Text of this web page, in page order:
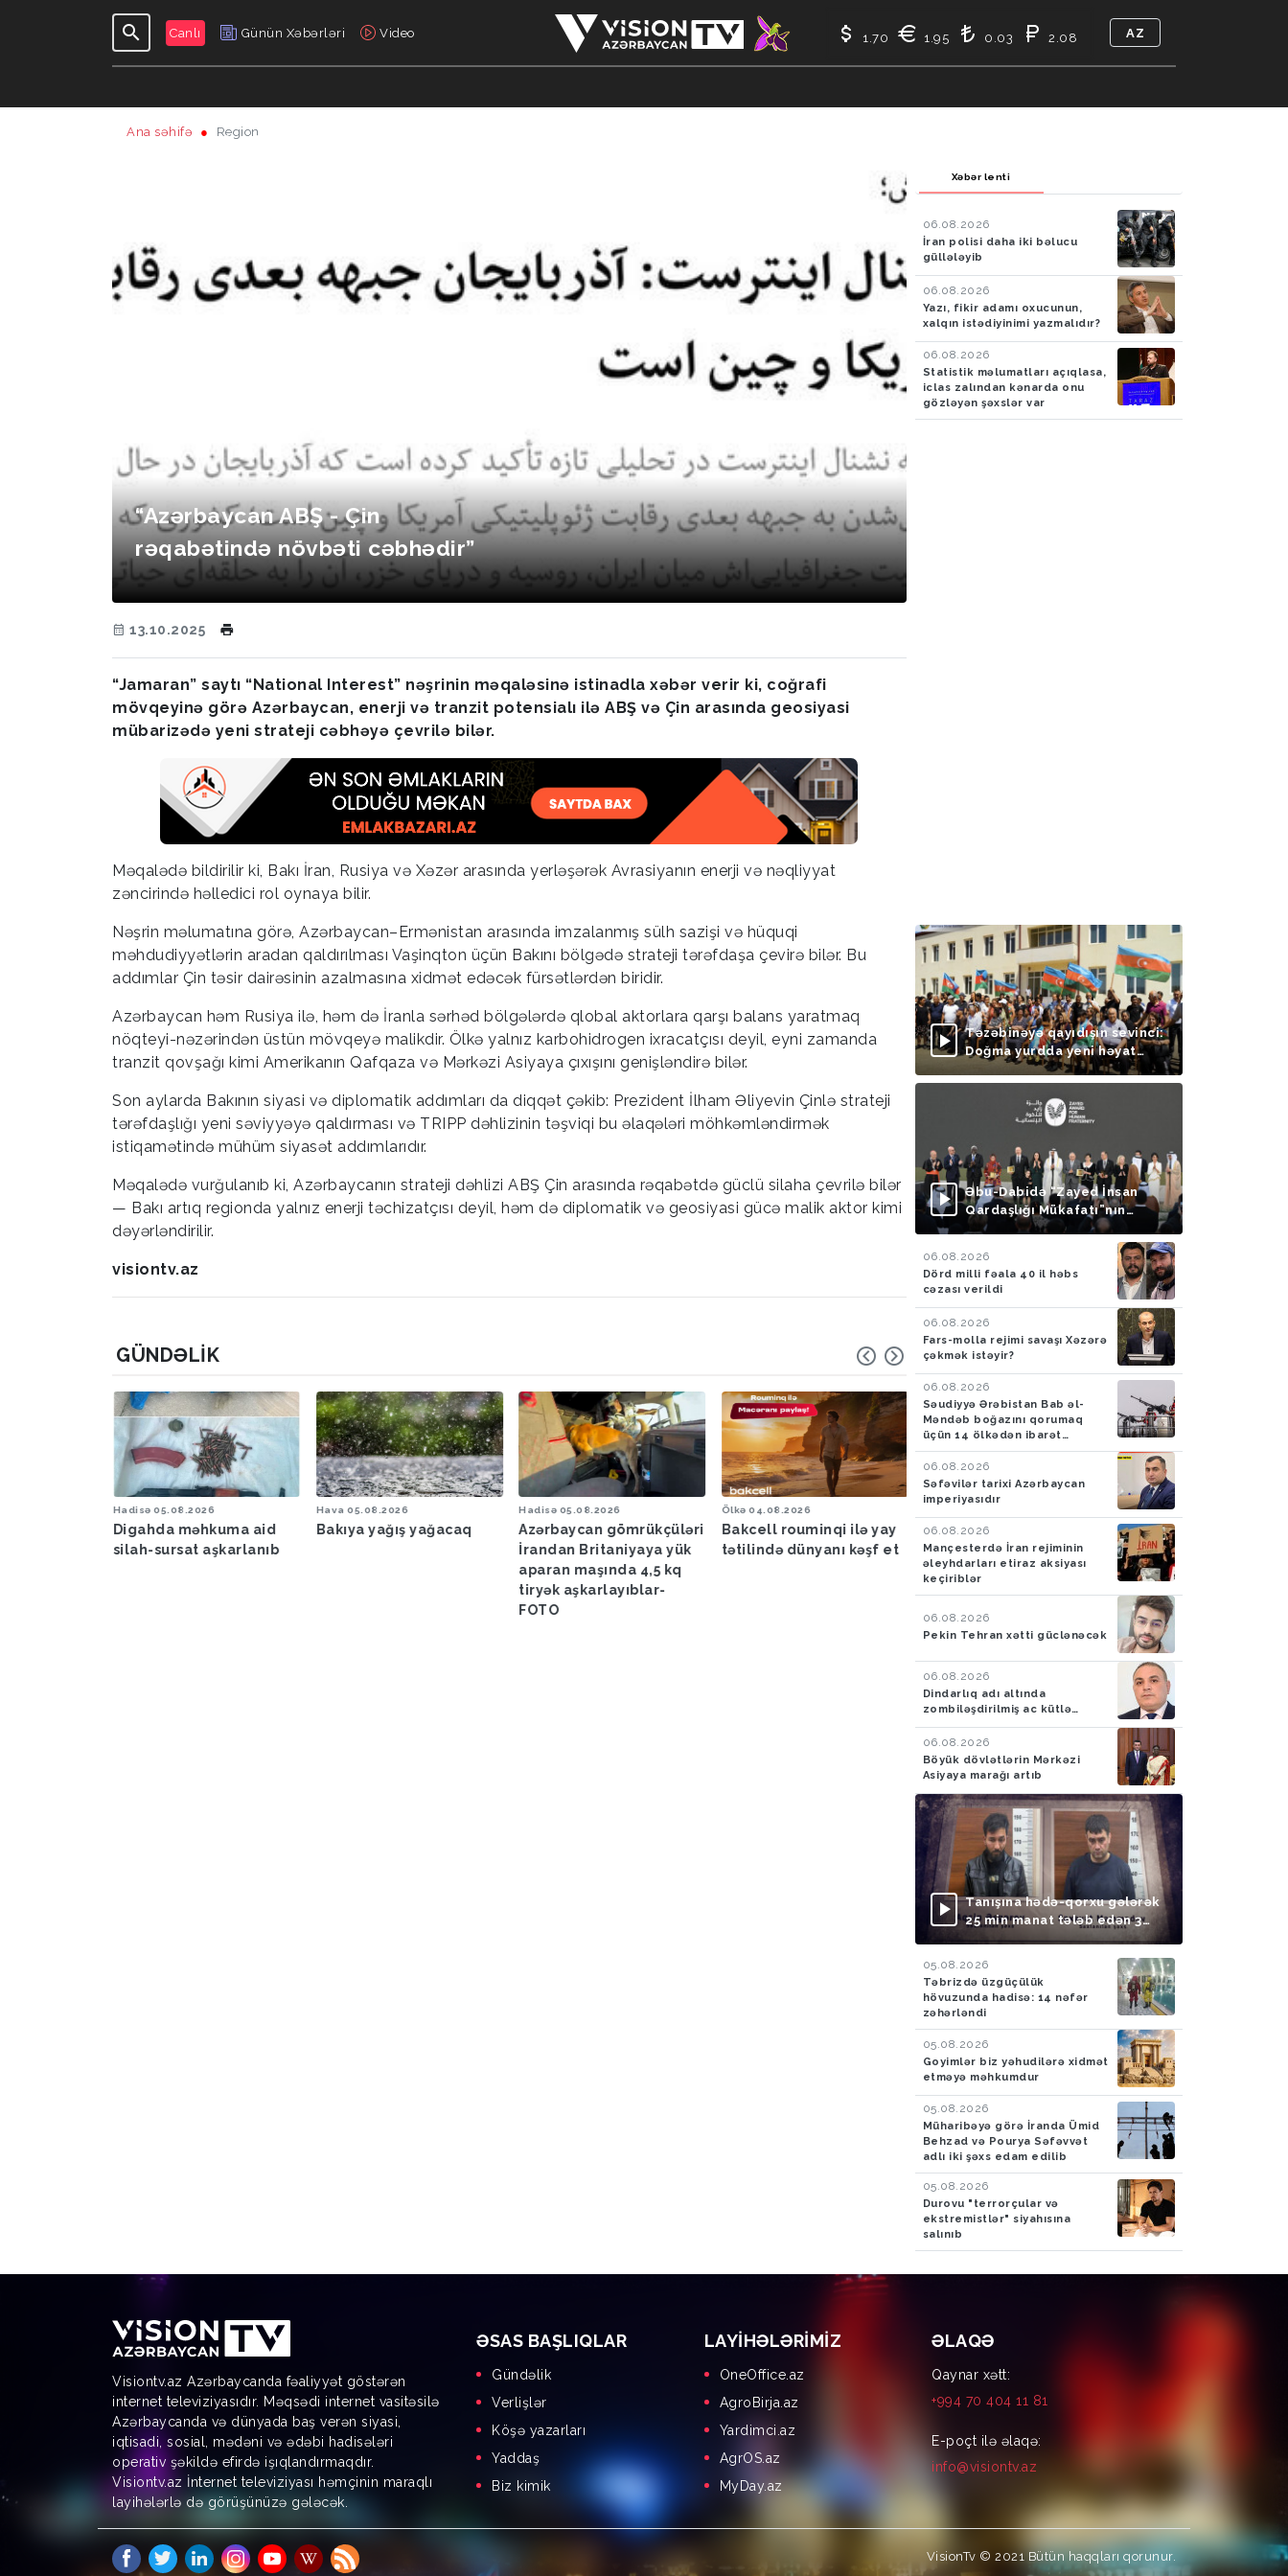
Canlı Günün Xəbərləri Video
GÜNDƏLIK
1.70 1.95 0.03 2.08 AZ
Ana səhifə Region
“Azərbaycan ABŞ - Çin
rəqabətində növbəti cəbhədir”
13.10.2025
“Jamaran” saytı “National Interest” nəşrinin məqaləsinə istinadla xəbər verir ki, coğrafi
mövqeyinə görə Azərbaycan, enerji və tranzit potensialı ilə ABŞ və Çin arasında geosiyasi
mübarizədə yeni strateji cəbhəyə çevrilə bilər.
Məqalədə bildirilir ki, Bakı İran, Rusiya və Xəzər arasında yerləşərək Avrasiyanın enerji və nəqliyyat
zəncirində həlledici rol oynaya bilir.
Nəşrin məlumatına görə, Azərbaycan–Ermənistan arasında imzalanmış sülh sazişi və hüquqi
məhdudiyyətlərin aradan qaldırılması Vaşinqton üçün Bakını bölgədə strateji tərəfdaşa çevirə bilər. Bu
addımlar Çin təsir dairəsinin azalmasına xidmət edəcək fürsətlərdən biridir.
Azərbaycan həm Rusiya ilə, həm də İranla sərhəd bölgələrdə qlobal aktorlara qarşı balans yaratmaq
nöqteyi-nəzərindən üstün mövqeyə malikdir. Ölkə yalnız karbohidrogen ixracatçısı deyil, eyni zamanda
tranzit qovşağı kimi Amerikanın Qafqaza və Mərkəzi Asiyaya çıxışını genişləndirə bilər.
Son aylarda Bakının siyasi və diplomatik addımları da diqqət çəkib: Prezident İlham Əliyevin Çinlə strateji
tərəfdaşlığı yeni səviyyəyə qaldırması və TRIPP dəhlizinin təşviqi bu əlaqələri möhkəmləndirmək
istiqamətində mühüm siyasət addımlarıdır.
Məqalədə vurğulanıb ki, Azərbaycanın strateji dəhlizi ABŞ Çin arasında rəqabətdə güclü silaha çevrilə bilər
— Bakı artıq regionda yalnız enerji təchizatçısı deyil, həm də diplomatik və geosiyasi gücə malik aktor kimi
dəyərləndirilir.
visiontv.az
GÜNDƏLIK
Hadisə 05.08.2026
Digahda məhkuma aid
silah-sursat aşkarlanıb
Hava 05.08.2026
Bakıya yağış yağacaq
Hadisə 05.08.2026
Azərbaycan gömrükçüləri
İrandan Britaniyaya yük
aparan maşında 4,5 kq
tiryək aşkarlayıblar-
FOTO
Ölkə 04.08.2026
Bakcell rouminqi ilə yay
tətilində dünyanı kəşf et
FHN: Bu il qeyri-çimərlik
ərazilərdə suda batan 40
nəfərin meyiti tapılıb, 55
Hadisə 03.08.2026
Azad edilmiş
ötən ay 788 mina,
PHS aşkarlanıb
Xəbər lenti
06.08.2026
İran polisi daha iki bəlucu
güllələyib
06.08.2026
Yazı, fikir adamı oxucunun,
xalqın istədiyinimi yazmalıdır?
06.08.2026
Statistik məlumatları açıqlasa,
iclas zalından kənarda onu
gözləyən şəxslər var
Təzəbinəyə qayıdışın sevinci:
Doğma yurdda yeni həyat
başlayır
Əbu-Dabidə “Zayed İnsan
Qardaşlığı Mükafatı”nın
təqdimolunma mərasimi
06.08.2026
Dörd milli fəala 40 il həbs
cəzası verildi
06.08.2026
Fars-molla rejimi savaşı Xəzərə
çəkmək istəyir?
06.08.2026
Səudiyyə Ərəbistan Bab əl-
Məndəb boğazını qorumaq
üçün 14 ölkədən ibarət
müdafiə koalisiyası yaradıb
06.08.2026
Səfəvilər tarixi Azərbaycan
imperiyasıdır
06.08.2026
Mançesterdə İran rejiminin
əleyhdarları etiraz aksiyası
keçiriblər
06.08.2026
Pekin Tehran xətti güclənəcək
06.08.2026
Dindarlıq adı altında
zombiləşdirilmiş ac kütlə…
06.08.2026
Böyük dövlətlərin Mərkəzi
Asiyaya marağı artıb
Tanışına hədə-qorxu gələrək
25 min manat tələb edən 3
nəfər saxlanılıb
05.08.2026
Təbrizdə üzgüçülük
hövuzunda hadisə: 14 nəfər
zəhərləndi
05.08.2026
Goyimlər biz yəhudilərə xidmət
etməyə məhkumdur
05.08.2026
Müharibəyə görə İranda Ümid
Behzad və Pourya Səfəvvət
adlı iki şəxs edam edilib
05.08.2026
Durovu "terrorçular və
ekstremistlər" siyahısına
salınıb
Visiontv.az Azərbaycanda fəaliyyət göstərən
internet televiziyasıdır. Məqsədi internet vasitəsilə
Azərbaycanda və dünyada baş verən siyasi,
iqtisadi, sosial, mədəni və ədəbi hadisələri
operativ şəkildə efirdə işıqlandırmaqdır.
Visiontv.az İnternet televiziyası həmçinin maraqlı
layihələrlə də görüşünüzə gələcək.
ƏSAS BAŞLIQLAR
Gündəlik
Verlişlər
Köşə yazarları
Yaddaş
Biz kimik
LAYIHƏLƏRIMIZ
OneOffice.az
AgroBirja.az
Yardimci.az
AgrOS.az
MyDay.az
ƏLAQƏ
Qaynar xətt:
+994 70 404 11 81
E-poçt ilə əlaqə:
info@visiontv.az
VisionTv © 2021 Bütün haqqları qorunur.